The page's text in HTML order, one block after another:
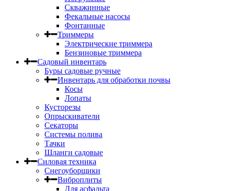
Скважинные
Фекальные насосы
Фонтанные
Триммеры
Электрические триммера
Бензиновые триммера
Садовый инвентарь
Буры садовые ручные
Инвентарь для обработки почвы
Косы
Лопаты
Кусторезы
Опрыскиватели
Секаторы
Системы полива
Тачки
Шланги садовые
Силовая техника
Снегоуборщики
Виброплиты
Для асфальта